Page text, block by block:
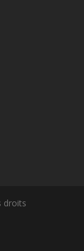
droits